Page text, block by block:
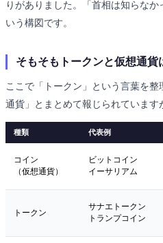
りがありました。「首相は知らな
いう構図です。
そもそもトークンと仮想通貨
ここで「トークン」という言葉を
通貨」とまとめて報じられています
種類 代表例
コイン
（仮想通貨）
ビットコイン
イーサリアム
トークン
サナエトークン
トランプコイン